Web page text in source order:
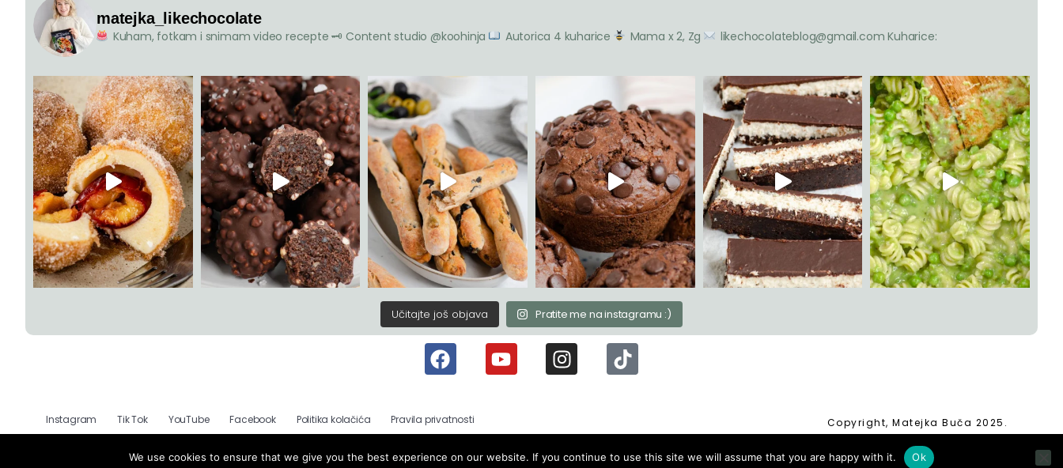
matejka_likechocolate
Kuham, fotkam i snimam video recepte 🗝 Content studio @koohinja Autorica 4 kuharice Mama x 2, Zg likechocolateblog@gmail.com Kuharice:
Učitajte još objava Pratite me na instagramu :)
Instagram Tik Tok YouTube Facebook Politika kolačića Pravila privatnosti Copyright, Matejka Buča 2025.
We use cookies to ensure that we give you the best experience on our website. If you continue to use this site we will assume that you are happy with it. Ok